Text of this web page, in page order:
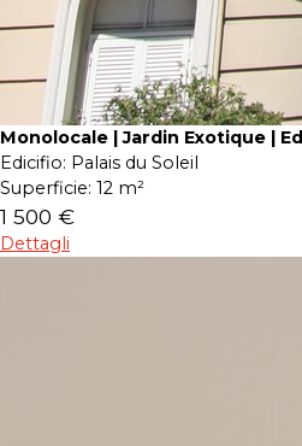
Monolocale | Jardin Exotique |
Edicifio: Palais du Soleil
Superficie: 12 m²
1 500 €
Dettagli